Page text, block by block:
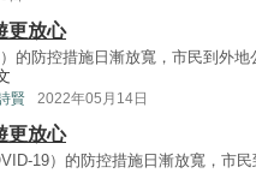
更放心
的防控措施日漸放寬，市民到外
賢 2022年05月14日
更放心
19）的防控措施日漸放寬，市